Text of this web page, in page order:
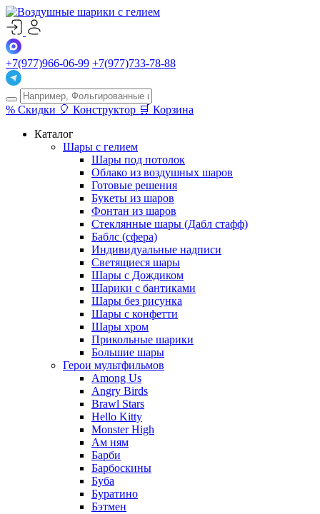
+7(977)966-06-99 +7(977)733-78-88
% Скидки 🎈 Конструктор 🛒 Корзина
Каталог
Шары с гелием
Шары под потолок
Облако из воздушных шаров
Готовые решения
Букеты из шаров
Фонтан из шаров
Стеклянные шары (Дабл стафф)
Баблс (сфера)
Индивидуальные надписи
Светящиеся шары
Шары с Дождиком
Шарики с бантиками
Шары без рисунка
Шары с конфетти
Шары хром
Прикольные шарики
Большие шары
Герои мультфильмов
Among Us
Angry Birds
Brawl Stars
Hello Kitty
Monster High
Ам ням
Барби
Барбоскины
Буба
Буратино
Бэтмен